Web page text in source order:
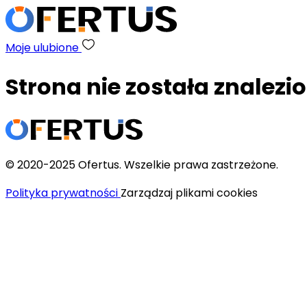
Moje ulubione
Strona nie została
© 2020-2025 Ofertus. Wszelkie prawa zastrzeżone.
Polityka prywatności Zarządzaj plikami cookies